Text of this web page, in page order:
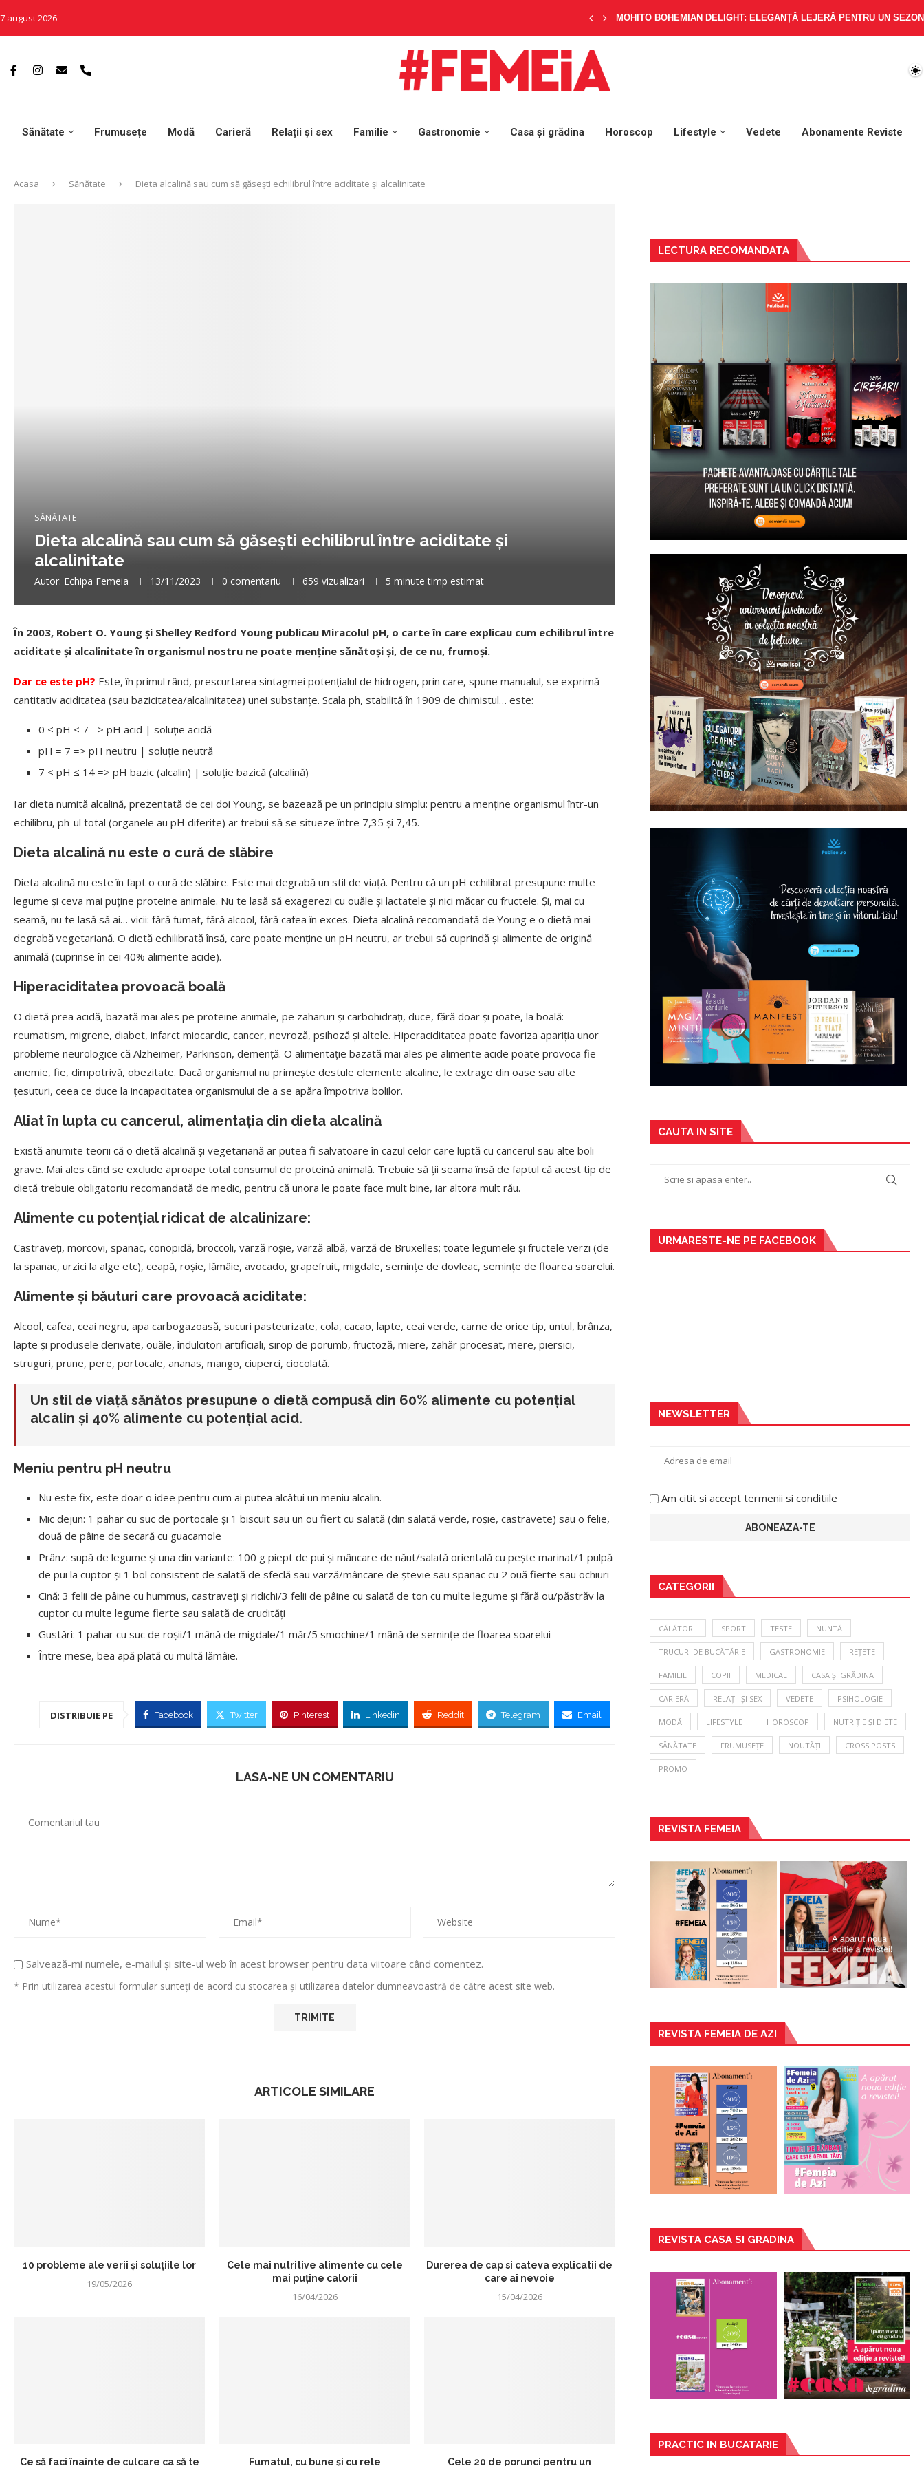
7 august 2026 MOHITO BOHEMIAN DELIGHT: ELEGANȚĂ LEJERĂ PENTRU UN
Sănătate Frumusețe Modă Carieră Relații și sex Familie Gastronomie Casa și grădina Horoscop Lifestyle Vedete Abonamente Reviste
Acasa Sănătate Dieta alcalină sau cum să găsești echilibrul între aciditate și alcalinitate
SĂNĂTATE
Dieta alcalină sau cum să găsești echilibrul între aciditate și
alcalinitate
Autor: Echipa Femeia 13/11/2023 0 comentariu 659 vizualizari 5 minute timp estimat
În 2003, Robert O. Young și Shelley Redford Young publicau Miracolul pH, o carte în care explicau cum echilibrul între
aciditate și alcalinitate în organismul nostru ne poate menține sănătoși și, de ce nu, frumoși.
Dar ce este pH? Este, în primul rând, prescurtarea sintagmei potențialul de hidrogen, prin care, spune manualul, se exprimă
cantitativ aciditatea (sau bazicitatea/alcalinitatea) unei substanțe. Scala ph, stabilită în 1909 de chimistul… este:
0 ≤ pH < 7 => pH acid | soluție acidă
pH = 7 => pH neutru | soluție neutră
7 < pH ≤ 14 => pH bazic (alcalin) | soluție bazică (alcalină)
Iar dieta numită alcalină, prezentată de cei doi Young, se bazează pe un principiu simplu: pentru a menține organismul într-un
echilibru, ph-ul total (organele au pH diferite) ar trebui să se situeze între 7,35 și 7,45.
Dieta alcalină nu este o cură de slăbire
Dieta alcalină nu este în fapt o cură de slăbire. Este mai degrabă un stil de viață. Pentru că un pH echilibrat presupune multe
legume și ceva mai puține proteine animale. Nu te lasă să exagerezi cu ouăle și lactatele și nici măcar cu fructele. Și, mai cu
seamă, nu te lasă să ai… vicii: fără fumat, fără alcool, fără cafea în exces. Dieta alcalină recomandată de Young e o dietă mai
degrabă vegetariană. O dietă echilibrată însă, care poate menține un pH neutru, ar trebui să cuprindă și alimente de origină
animală (cuprinse în cei 40% alimente acide).
Hiperaciditatea provoacă boală
O dietă prea acidă, bazată mai ales pe proteine animale, pe zaharuri și carbohidrați, duce, fără doar și poate, la boală:
reumatism, migrene, diabet, infarct miocardic, cancer, nevroză, psihoză și altele. Hiperaciditatea poate favoriza apariția unor
probleme neurologice că Alzheimer, Parkinson, demență. O alimentație bazată mai ales pe alimente acide poate provoca fie
anemie, fie, dimpotrivă, obezitate. Dacă organismul nu primește destule elemente alcaline, le extrage din oase sau alte
țesuturi, ceea ce duce la incapacitatea organismului de a se apăra împotriva bolilor.
Aliat în lupta cu cancerul, alimentația din dieta alcalină
Există anumite teorii că o dietă alcalină și vegetariană ar putea fi salvatoare în cazul celor care luptă cu cancerul sau alte boli
grave. Mai ales când se exclude aproape total consumul de proteină animală. Trebuie să ții seama însă de faptul că acest tip de
dietă trebuie obligatoriu recomandată de medic, pentru că unora le poate face mult bine, iar altora mult rău.
Alimente cu potenţial ridicat de alcalinizare:
Castraveţi, morcovi, spanac, conopidă, broccoli, varză roșie, varză albă, varză de Bruxelles; toate legumele și fructele verzi (de
la spanac, urzici la alge etc), ceapă, roşie, lămâie, avocado, grapefruit, migdale, seminţe de dovleac, seminţe de floarea soarelui.
Alimente şi băuturi care provoacă aciditate:
Alcool, cafea, ceai negru, apa carbogazoasă, sucuri pasteurizate, cola, cacao, lapte, ceai verde, carne de orice tip, untul, brânza,
lapte şi produsele derivate, ouăle, îndulcitori artificiali, sirop de porumb, fructoză, miere, zahăr procesat, mere, piersici,
struguri, prune, pere, portocale, ananas, mango, ciuperci, ciocolată.
Un stil de viaţă sănătos presupune o dietă compusă din 60% alimente cu potenţial
alcalin şi 40% alimente cu potenţial acid.
Meniu pentru pH neutru
Nu este fix, este doar o idee pentru cum ai putea alcătui un meniu alcalin.
Mic dejun: 1 pahar cu suc de portocale şi 1 biscuit sau un ou fiert cu salată (din salată verde, roșie, castravete) sau o felie,
două de pâine de secară cu guacamole
Prânz: supă de legume şi una din variante: 100 g piept de pui şi mâncare de năut/salată orientală cu peşte marinat/1 pulpă
de pui la cuptor şi 1 bol consistent de salată de sfeclă sau varză/mâncare de ştevie sau spanac cu 2 ouă fierte sau ochiuri
Cină: 3 felii de pâine cu hummus, castraveţi şi ridichi/3 felii de pâine cu salată de ton cu multe legume şi fără ou/păstrăv la
cuptor cu multe legume fierte sau salată de crudităţi
Gustări: 1 pahar cu suc de roșii/1 mână de migdale/1 măr/5 smochine/1 mână de semințe de floarea soarelui
Între mese, bea apă plată cu multă lămâie.
DISTRIBUIE PE Facebook Twitter Pinterest Linkedin Reddit Telegram Email
LASA-NE UN COMENTARIU
Salvează-mi numele, e-mailul și site-ul web în acest browser pentru data viitoare când comentez.
* Prin utilizarea acestui formular sunteți de acord cu stocarea și utilizarea datelor dumneavoastră de către acest site web.
ARTICOLE SIMILARE
10 probleme ale verii și soluțiile lor
19/05/2026
Cele mai nutritive alimente cu cele
mai puține calorii
16/04/2026
Durerea de cap si cateva explicatii de
care ai nevoie
15/04/2026
Ce să faci înainte de culcare ca să te Fumatul, cu bune și cu rele Cele 20 de porunci pentru un
LECTURA RECOMANDATA
CAUTA IN SITE
URMARESTE-NE PE FACEBOOK
NEWSLETTER
Am citit si accept termenii si conditiile
CATEGORII
CĂLĂTORII SPORT TESTE NUNTĂ
TRUCURI DE BUCĂTĂRIE GASTRONOMIE REȚETE
FAMILIE COPII MEDICAL CASA ȘI GRĂDINA
CARIERĂ RELAȚII ȘI SEX VEDETE PSIHOLOGIE
MODĂ LIFESTYLE HOROSCOP NUTRIȚIE ȘI DIETE
SĂNĂTATE FRUMUSEȚE NOUTĂȚI CROSS POSTS
PROMO
REVISTA FEMEIA
REVISTA FEMEIA DE AZI
REVISTA CASA SI GRADINA
PRACTIC IN BUCATARIE